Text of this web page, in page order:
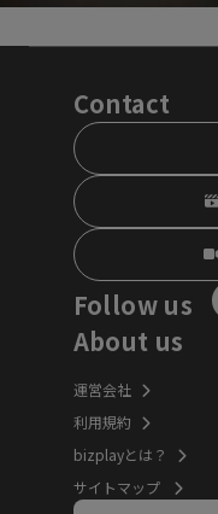
Contact
Follow us
About us
運営会社
利用規約
bizplayとは？
サイトマップ